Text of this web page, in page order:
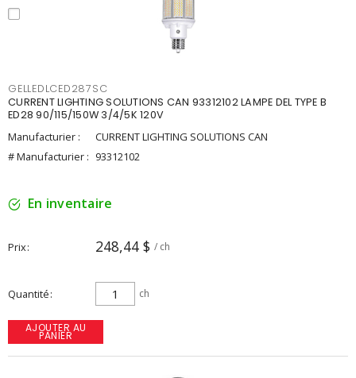
GELLEDLCED287SC
CURRENT LIGHTING SOLUTIONS CAN 93312102 LAMPE DEL TYPE B
ED28 90/115/150W 3/4/5K 120V
Manufacturier :
CURRENT LIGHTING SOLUTIONS CAN
# Manufacturier : 93312102
En inventaire
Prix 248,44 $ / ch
Quantité ch
AJOUTER AU
PANIER